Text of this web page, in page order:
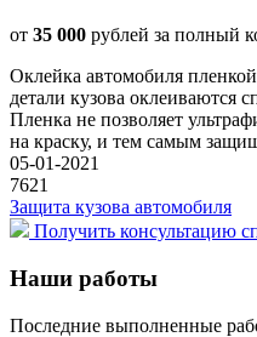
от 35 000 рублей за полный
Оклейка автомобиля
детали кузова оклеиваются
Пленка не позволяет
на краску, и тем самым
05-01-2021
7621
Защита кузова автомобиля
Получить консультацию
Наши работы
Последние выполненные